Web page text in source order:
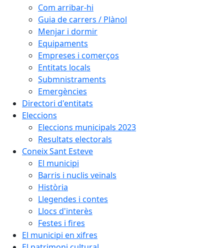
Com arribar-hi
Guia de carrers / Plànol
Menjar i dormir
Equipaments
Empreses i comerços
Entitats locals
Submnistraments
Emergències
Directori d'entitats
Eleccions
Eleccions municipals 2023
Resultats electorals
Coneix Sant Esteve
El municipi
Barris i nuclis veïnals
Història
Llegendes i contes
Llocs d'interès
Festes i fires
El municipi en xifres